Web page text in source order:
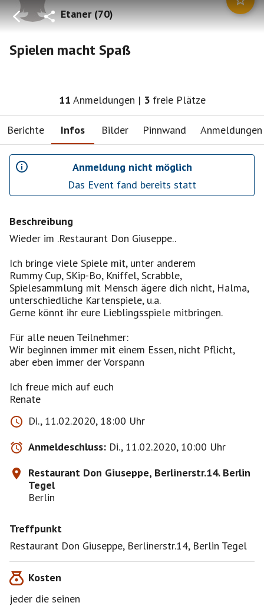
Etaner(70)
Spielen macht Spaß
11 Anmeldungen | 3 freie Plätze
Berichte Infos Bilder Pinnwand Anmeldungen
Anmeldung nicht möglich
Das Event fand bereits statt
Beschreibung
Wieder im .Restaurant Don Giuseppe..
Ich bringe viele Spiele mit, unter anderem
Rummy Cup, SKip-Bo, Kniffel, Scrabble,
Spielesammlung mit Mensch ägere dich nicht, Halma,
unterschiedliche Kartenspiele, u.a.
Gerne könnt ihr eure Lieblingsspiele mitbringen.
Für alle neuen Teilnehmer:
Wir beginnen immer mit einem Essen, nicht Pflicht,
aber eben immer der Vorspann
Ich freue mich auf euch
Renate
Di., 11.02.2020, 18:00 Uhr
Anmeldeschluss: Di., 11.02.2020, 10:00 Uhr
Restaurant Don Giuseppe, Berlinerstr.14. Berlin
Tegel
Berlin
Treffpunkt
Restaurant Don Giuseppe, Berlinerstr.14, Berlin Tegel
Kosten
jeder die seinen